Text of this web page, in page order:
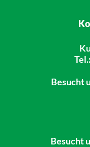
Tel.:
Besucht
Besucht